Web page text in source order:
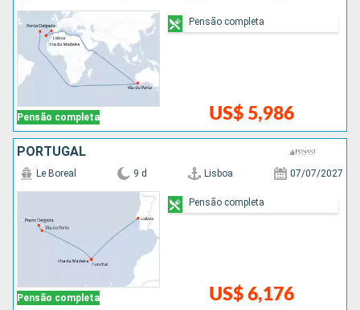
Pensão completa US$ 5,986
Pensão completa
PORTUGAL
Pensão completa
Le Boreal 9 d Lisboa 07/07/2027
US$ 6,176
Pensão completa